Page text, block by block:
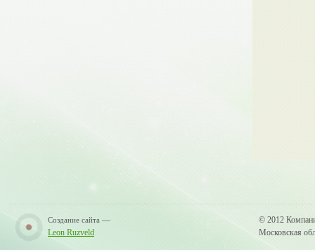
Создание сайта —
Leon Ruzveld
© 2012
Московская